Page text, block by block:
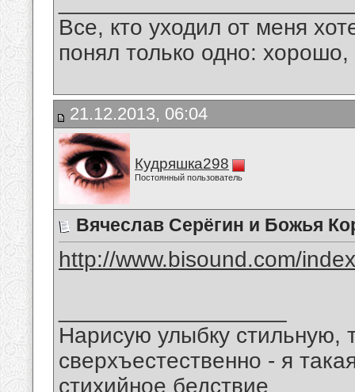
Все, кто уходил от меня
понял только одно:
21.12.2013, 06:04
Кудряшка298
Постоянный пользователь
Вячеслав Серёгин и Божья
http://www.bisound.com/
Нарисую улыбку стильную,
сверхъестественно - я
стихийное бедствие